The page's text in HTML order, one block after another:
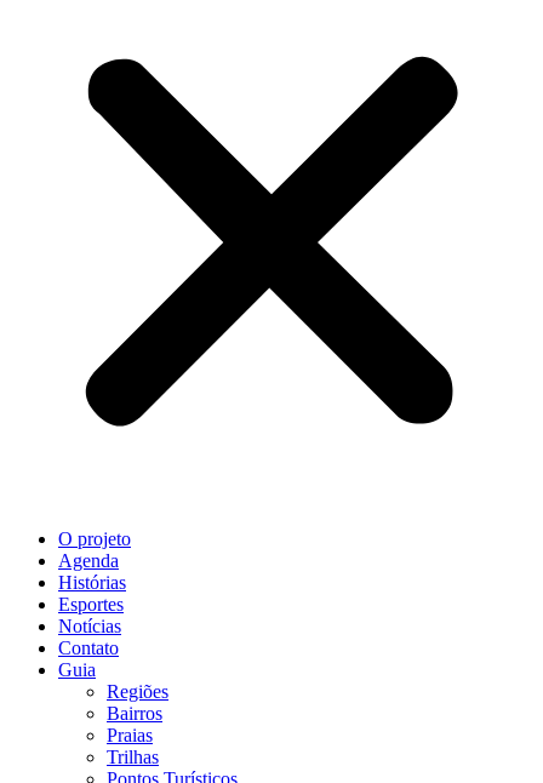
O projeto
Agenda
Histórias
Esportes
Notícias
Contato
Guia
Regiões
Bairros
Praias
Trilhas
Pontos Turísticos